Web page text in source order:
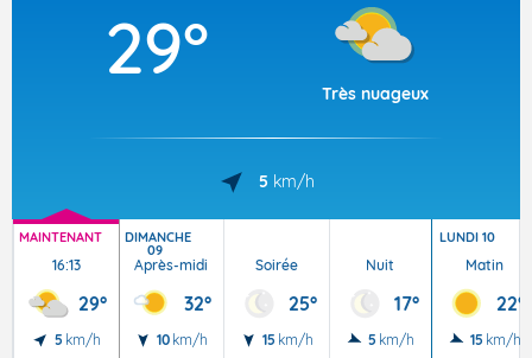
29°
Très nuageux
5 km/h
MAINTENANT
16:13
29°
5 km/h
DIMANCHE
09
Après-midi
32°
10 km/h
Soirée
25°
15 km/h
Nuit
17°
5 km/h
LUNDI 10
Matin
22°
15 km/h